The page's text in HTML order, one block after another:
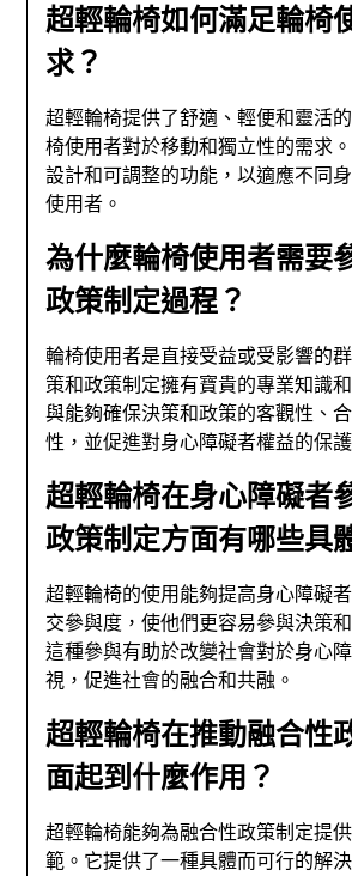
超輕輪椅如何滿足輪椅
求？
超輕輪椅提供了舒適、輕便和靈活
椅使用者對於移動和獨立性的需求
設計和可調整的功能，以適應不同
使用者。
為什麼輪椅使用者需要
政策制定過程？
輪椅使用者是直接受益或受影響的
策和政策制定擁有寶貴的專業知識
與能夠確保決策和政策的客觀性、
性，並促進對身心障礙者權益的保
超輕輪椅在身心障礙者
政策制定方面有哪些具
超輕輪椅的使用能夠提高身心障礙
交參與度，使他們更容易參與決策
這種參與有助於改變社會對於身心
視，促進社會的融合和共融。
超輕輪椅在推動融合性
面起到什麼作用？
超輕輪椅能夠為融合性政策制定提
範。它提供了一種具體而可行的解